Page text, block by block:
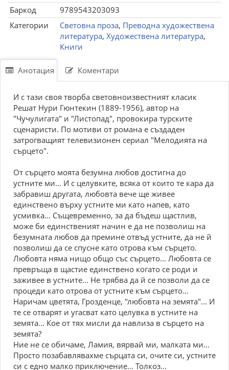
Баркод
9789543203093
Категории
Световна проза, Преводна художествена
литература, Художествена литература,
Книги
Анотация Коментари
И с тази своя творба световноизвестният класик
Решат Нури Гюнтекин (1889-1956), автор на
"Чучулигата" и "Листопад", провокира турските
сценаристи. По мотиви от романа е създаден
затрогващият телевизионен сериал "Мелодията на
сърцето".
От сърцето моята безумна любов достигна до
устните ми... И с целувките, всяка от които те кара да
забравиш другата, любовта вече ще живее
единствено върху устните ми като напев, като
усмивка... Същевременно, за да бъдеш щастлив,
може би единственият начин е да не позволиш на
безумната любов да премине отвъд устните, да не й
позволиш да се спусне като отрова към сърцето.
Любовта няма нищо общо със сърцето... Любовта се
превръща в щастие единствено когато се роди и
заживее в устните... Не трябва да й се позволи да се
процеди като отрова от устните към сърцето...
Наричам цветята, Грозденце, "любовта на земята"... И
те се отварят и угасват като целувка в устните на
земята... Кое от тях мисли да навлиза в сърцето на
земята?
Ние не се обичаме, Ламия, вярвай ми, малката ми...
Просто позабавлявахме сърцата си, очите си, устните
си с едно малко приключение... Толкоз...